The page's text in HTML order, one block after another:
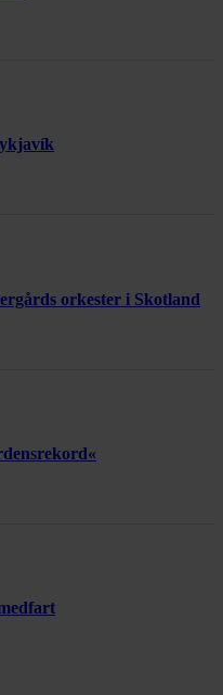
orkester i Skotland